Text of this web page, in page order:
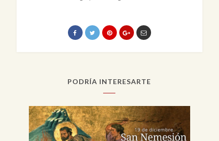
PODRÍA INTERESARTE